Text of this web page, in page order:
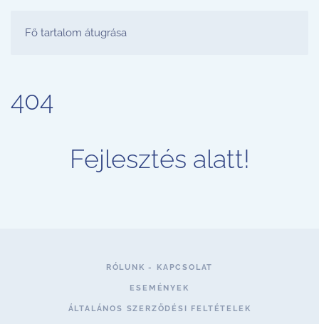
Fő tartalom átugrása
FESTŐ PARTY STÚDIÓ
404
Fejlesztés alatt!
RÓLUNK - KAPCSOLAT
ESEMÉNYEK
ÁLTALÁNOS SZERZŐDÉSI FELTÉTELEK